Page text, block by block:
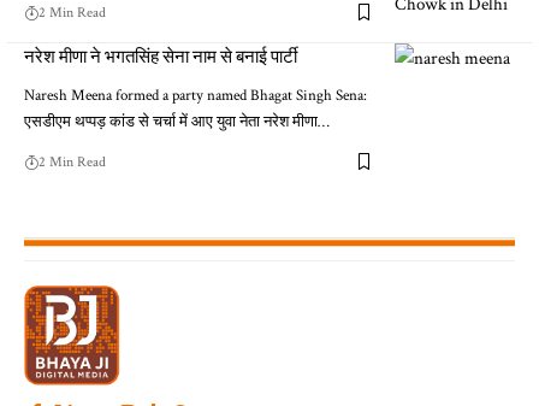
2 Min Read
नरेश मीणा ने भगतसिंह सेना नाम से बनाई पार्टी
Naresh Meena formed a party named Bhagat Singh Sena:
एसडीएम थप्पड़ कांड से चर्चा में आए युवा नेता नरेश मीणा…
2 Min Read